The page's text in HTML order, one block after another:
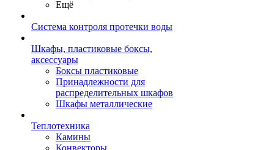
Ещё
Система контроля протечки воды
Шкафы, пластиковые боксы,
аксессуары
Боксы пластиковые
Принадлежности для
распределительных шкафов
Шкафы металлические
Теплотехника
Камины